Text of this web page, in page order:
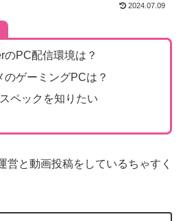
2024.07.09
のPC配信環境は？
のゲーミングPCは？
ペックを知りたい
営と動画投稿をしているちゃすく